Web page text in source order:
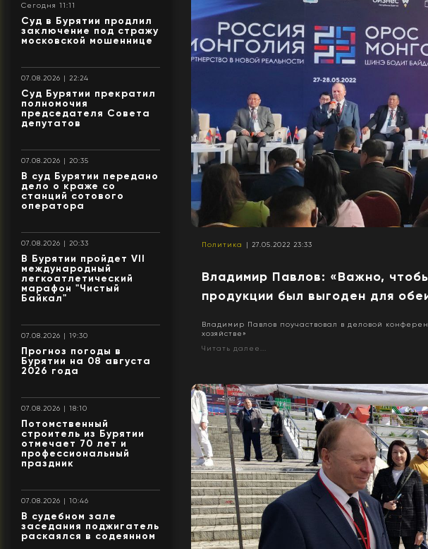
Сегодня 11:11
Суд в Бурятии продлил
заключение под стражу
московской мошеннице
07.08.2026 | 22:24
Суд Бурятии прекратил
полномочия
председателя Совета
депутатов
07.08.2026 | 20:35
В суд Бурятии передано
дело о краже со
станций сотового
оператора
07.08.2026 | 20:33
В Бурятии пройдет VII
международный
легкоатлетический
марафон "Чистый
Байкал"
07.08.2026 | 19:30
Прогноз погоды в
Бурятии на 08 августа
2026 года
07.08.2026 | 18:10
Потомственный
строитель из Бурятии
отмечает 70 лет и
профессиональный
праздник
07.08.2026 | 10:46
В судебном зале
заседания поджигатель
раскаялся в содеянном
Политика | 27.05.2022 23:33
Владимир Павлов: «Важно,
продукции был выгоден для
Владимир Павлов поучаствовал в деловой
хозяйстве»
Читать далее...